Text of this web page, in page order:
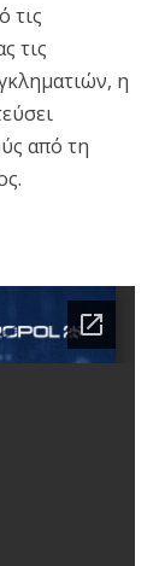
τις
τις
η
από τη